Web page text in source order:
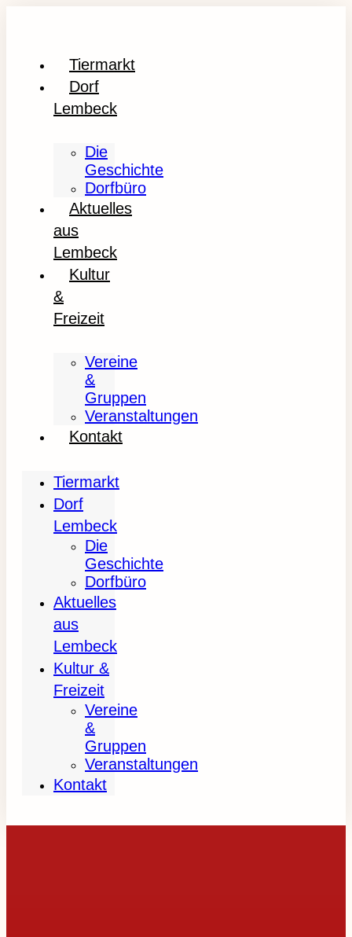
Tiermarkt
Dorf
Lembeck
Die
Geschichte
Dorfbüro
Aktuelles
aus
Lembeck
Kultur
&
Freizeit
Vereine
&
Gruppen
Veranstaltungen
Kontakt
Tiermarkt
Dorf
Lembeck
Die
Geschichte
Dorfbüro
Aktuelles
aus
Lembeck
Kultur &
Freizeit
Vereine
&
Gruppen
Veranstaltungen
Kontakt